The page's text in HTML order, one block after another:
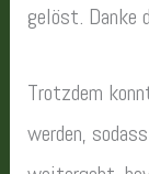
gelöst. Danke
Trotzdem
werden,